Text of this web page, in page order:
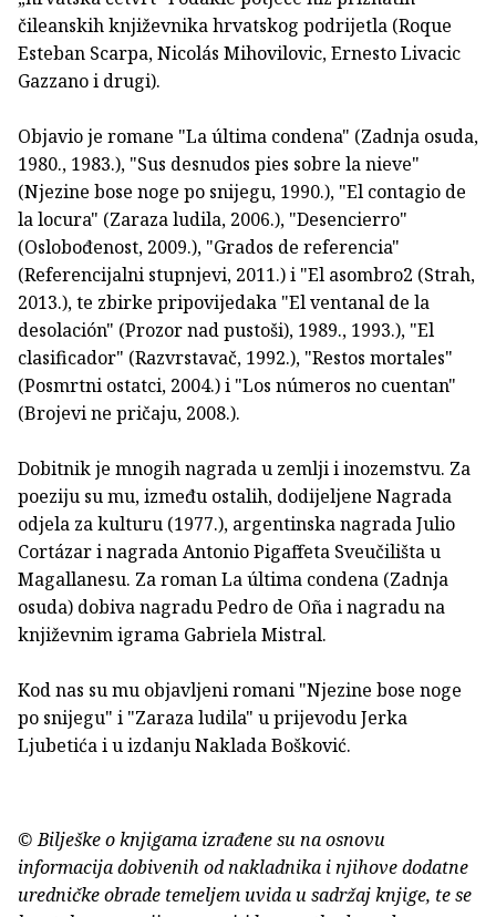
čileanskih književnika hrvatskog podrijetla (Roque
Esteban Scarpa, Nicolás Mihovilovic, Ernesto Livacic
Gazzano i drugi).
Objavio je romane "La última condena" (Zadnja osuda,
1980., 1983.), "Sus desnudos pies sobre la nieve"
(Njezine bose noge po snijegu, 1990.), "El contagio de
la locura" (Zaraza ludila, 2006.), "Desencierro"
(Oslobođenost, 2009.), "Grados de referencia"
(Referencijalni stupnjevi, 2011.) i "El asombro2 (Strah,
2013.), te zbirke pripovijedaka "El ventanal de la
desolación" (Prozor nad pustoši), 1989., 1993.), "El
clasificador" (Razvrstavač, 1992.), "Restos mortales"
(Posmrtni ostatci, 2004.) i "Los números no cuentan"
(Brojevi ne pričaju, 2008.).
Dobitnik je mnogih nagrada u zemlji i inozemstvu. Za
poeziju su mu, između ostalih, dodijeljene Nagrada
odjela za kulturu (1977.), argentinska nagrada Julio
Cortázar i nagrada Antonio Pigaffeta Sveučilišta u
Magallanesu. Za roman La última condena (Zadnja
osuda) dobiva nagradu Pedro de Oña i nagradu na
književnim igrama Gabriela Mistral.
Kod nas su mu objavljeni romani "Njezine bose noge
po snijegu" i "Zaraza ludila" u prijevodu Jerka
Ljubetića i u izdanju Naklada Bošković.
© Bilješke o knjigama izrađene su na osnovu
informacija dobivenih od nakladnika i njihove dodatne
uredničke obrade temeljem uvida u sadržaj knjige, te se